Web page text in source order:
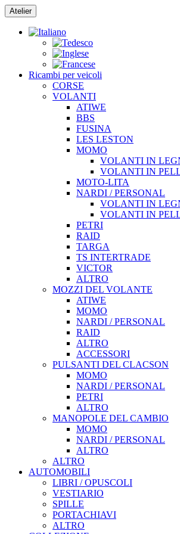
Vai
al
contenuto
Atelier
Ricambi per veicoli
CORSE
VOLANTI
ATIWE
BBS
FUSINA
LES LESTON
MOMO
VOLANTI IN
VOLANTI IN
MOTO-LITA
NARDI / PERSONAL
VOLANTI IN
VOLANTI IN
PETRI
RAID
TARGA
TS INTERTRADE
VICTOR
ALTRO
MOZZI DEL VOLANTE
ATIWE
MOMO
NARDI / PERSONAL
RAID
ALTRO
ACCESSORI
PULSANTI DEL CLACSON
MOMO
NARDI / PERSONAL
PETRI
ALTRO
MANOPOLE DEL CAMBIO
MOMO
NARDI / PERSONAL
ALTRO
ALTRO
AUTOMOBILI
LIBRI / OPUSCOLI
VESTIARIO
SPILLE
PORTACHIAVI
ALTRO